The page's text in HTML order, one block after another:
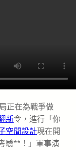
正在為戰爭做
新令，進行「你
空間設計現在開
驗**！」軍事演